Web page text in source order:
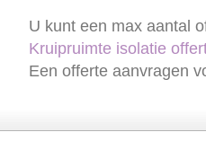
U kunt een max aantal
Kruipruimte isolatie
Een offerte aanvragen